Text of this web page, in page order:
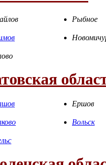
Рыбное
Ершов
Вольск